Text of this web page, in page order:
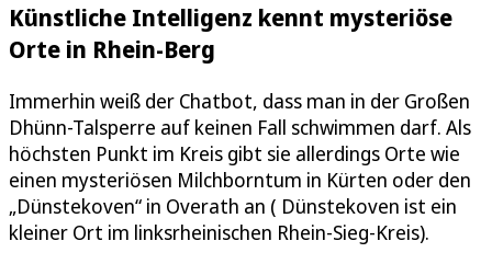
Künstliche Intelligenz kennt mysteriöse
Orte in Rhein-Berg
Immerhin weiß der Chatbot, dass man in der Großen
Dhünn-Talsperre auf keinen Fall schwimmen darf. Als
höchsten Punkt im Kreis gibt sie allerdings Orte wie
einen mysteriösen Milchborntum in Kürten oder den
„Dünstekoven“ in Overath an ( Dünstekoven ist ein
kleiner Ort im linksrheinischen Rhein-Sieg-Kreis).